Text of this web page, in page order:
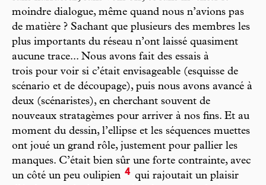
moindre dialogue, même quand nous n’avions pas
de matière ? Sachant que plusieurs des membres les
plus importants du réseau n’ont laissé quasiment
aucune trace... Nous avons fait des essais à
trois pour voir si c’était envisageable (esquisse de
scénario et de découpage), puis nous avons avancé à
deux (scénaristes), en cherchant souvent de
nouveaux stratagèmes pour arriver à nos fins. Et au
moment du dessin, l’ellipse et les séquences muettes
ont joué un grand rôle, justement pour pallier les
manques. C’était bien sûr une forte contrainte, avec
un côté un peu oulipien 4 qui rajoutait un plaisir